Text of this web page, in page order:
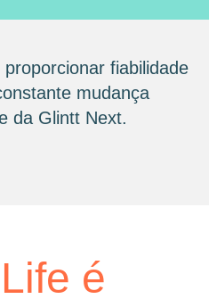
fiabilidade
mudança
da Glintt Next.
é